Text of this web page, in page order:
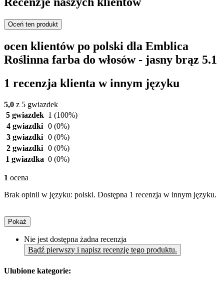
Oceń ten produkt
ocen klientów po polski dla Emblica
Roślinna farba do włosów - jasny brąz 5.1
1 recenzja klienta w innym języku
5,0 z 5 gwiazdek
5 gwiazdek 1 (100%)
4 gwiazdki 0 (0%)
3 gwiazdki 0 (0%)
2 gwiazdki 0 (0%)
1 gwiazdka 0 (0%)
1 ocena
Brak opinii w języku: polski. Dostępna 1 recenzja w innym języku.
Pokaż
Nie jest dostępna żadna recenzja
Bądź pierwszy i napisz recenzję tego produktu.
Ulubione kategorie: